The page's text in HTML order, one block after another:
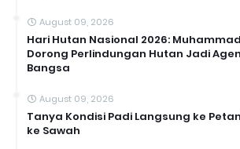
August 09, 2026
Hari Hutan Nasional 2026:
Dorong Perlindungan Hutan Jadi
Bangsa
August 09, 2026
Tanya Kondisi Padi Langsung ke
ke Sawah